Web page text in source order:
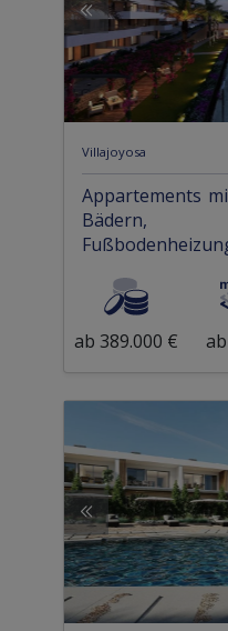
Villajoyosa
Appartements
Bädern,
Strand
ab 389.000 €